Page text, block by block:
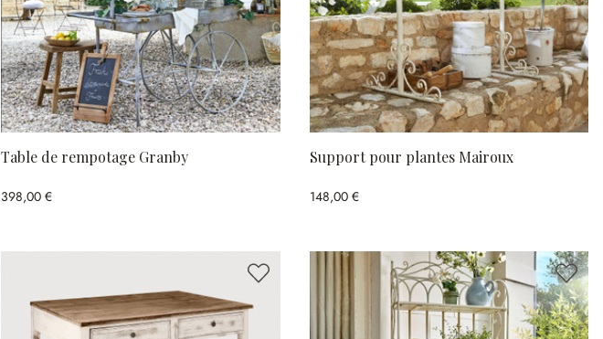
Table de rempotage Granby
398,00 €
Support pour plantes Mairoux
148,00 €